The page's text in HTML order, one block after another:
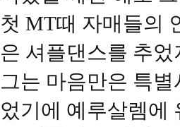
첫 MT때 자매들의
은 셔플댄스를 추
그는 마음만은 특
었기에 예루살렘에